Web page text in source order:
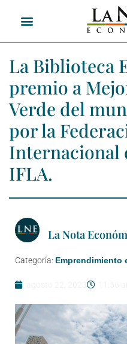
La Biblioteca
premio a
Verde del
por la
Internacional
IFLA.
La Nota
Categoría: Emprendimiento